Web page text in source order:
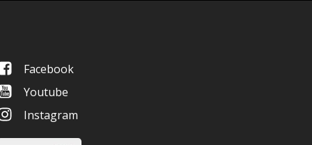
Facebook
Youtube
Instagram